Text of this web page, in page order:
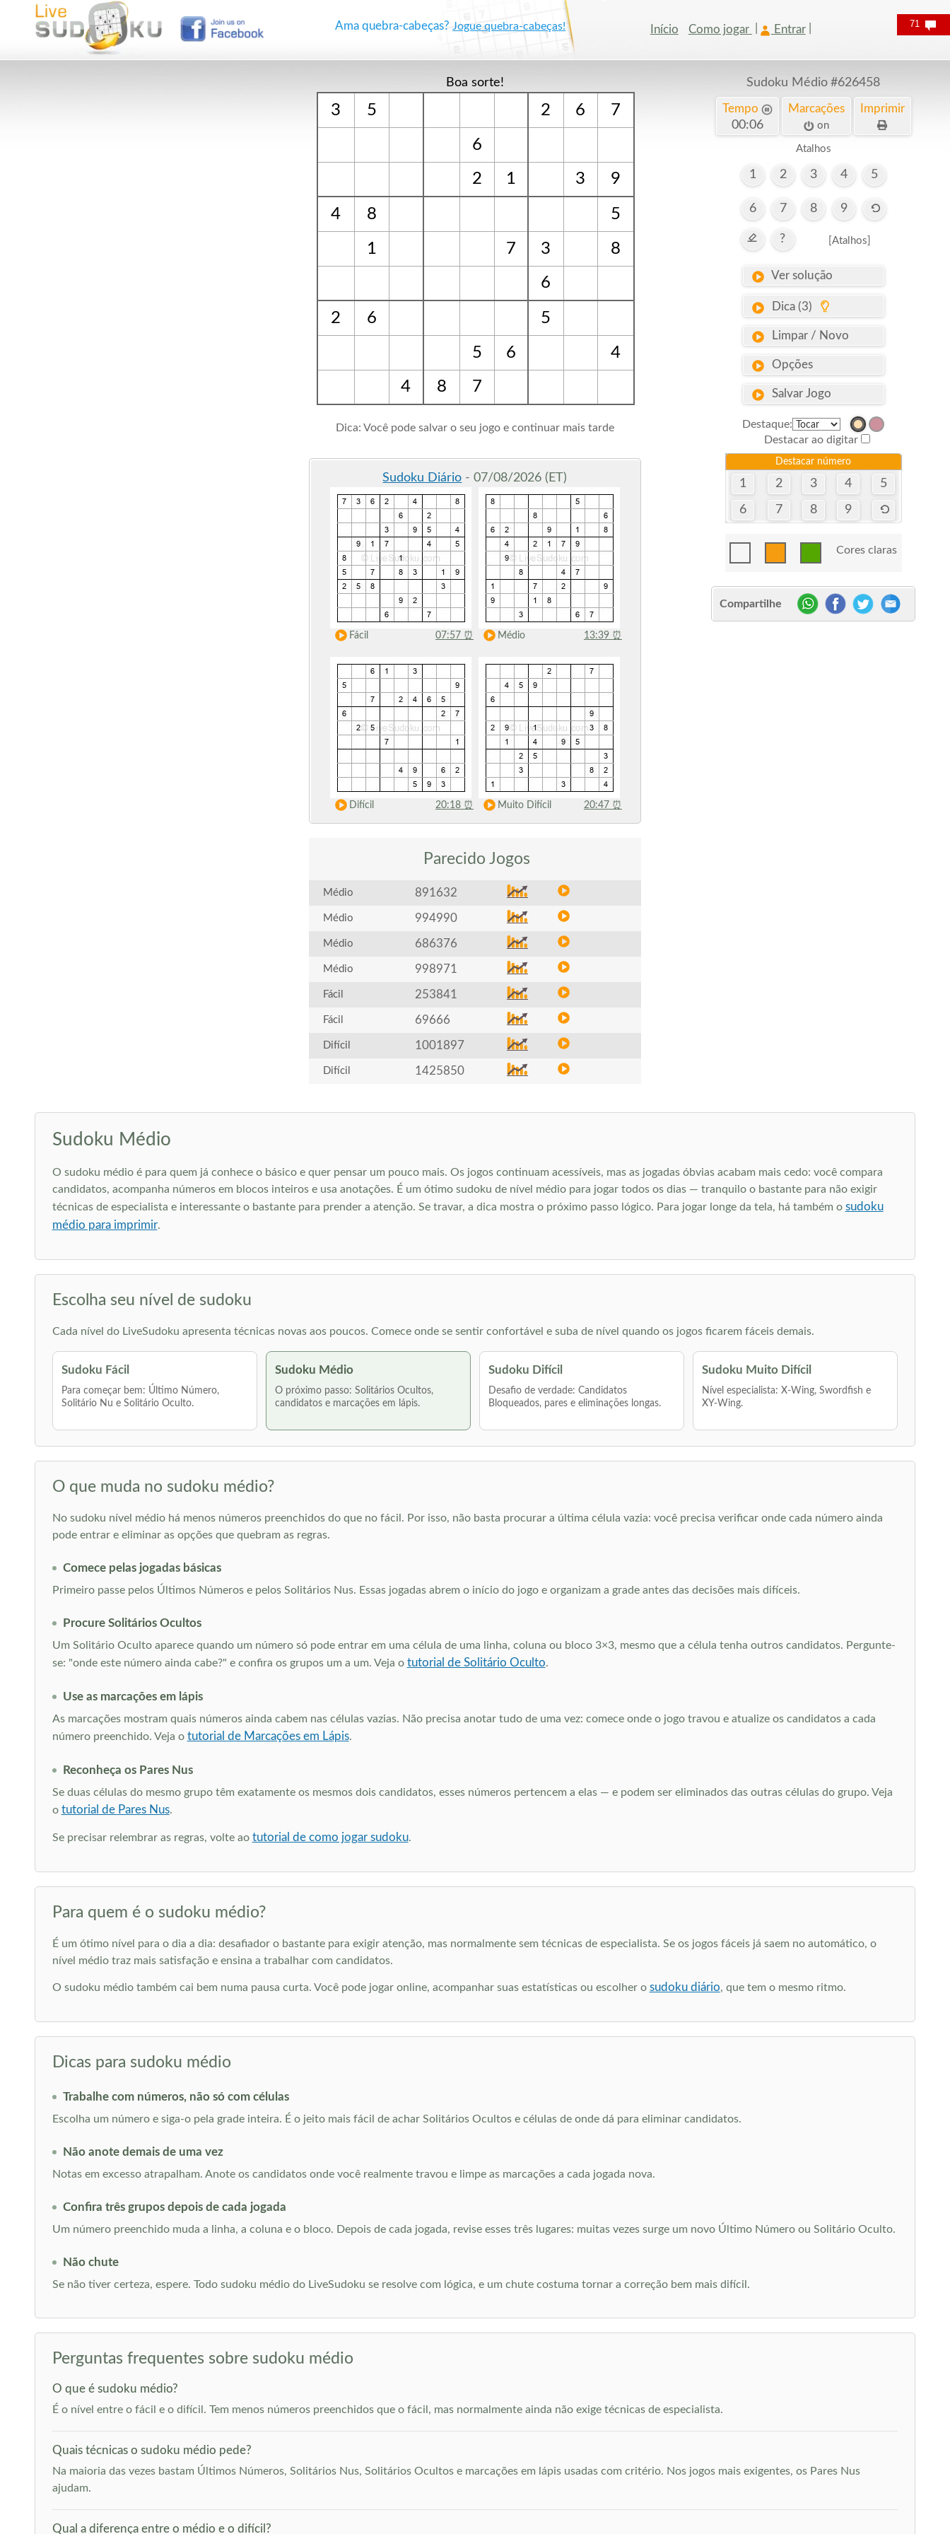
Ama quebra-cabeças? Jogue quebra-cabeças! Início Como jogar Entrar
Boa sorte!
3 5 2 6 7
6
2
1 3 9
4 8 5
1 7 3
8
6
2 6 5
5 6
4
4
8 7
Dica: Você pode salvar o seu jogo e continuar mais tarde
Sudoku Diário - 07/08/2026 (ET)
Fácil 07:57 ⏰ Médio 13:39 ⏰
Difícil 20:18 ⏰ Muito Difícil 20:47 ⏰
ParecidoJogos
Médio 891632
Médio 994990
Médio 686376
Médio 998971
Fácil 253841
Fácil 69666
Difícil 1001897
Difícil 1425850
Sudoku Médio #626458
Tempo
00:07
Marcações
on
Imprimir
Atalhos
1 2 3 4 5
6 7 8 9
? [Atalhos]
Ver solução
Dica (3)
Limpar / Novo
Opções
Salvar Jogo
Destaque:
Destacar ao digitar
Destacar número
1 2 3 4 5
6 7 8 9
Cores claras
Compartilhe
Sudoku Médio
O sudoku médio é para quem já conhece o básico e quer pensar um pouco mais. Os jogos continuam acessíveis, mas as jogadas óbvias acabam mais cedo: você compara
candidatos, acompanha números em blocos inteiros e usa anotações. É um ótimo sudoku de nível médio para jogar todos os dias — tranquilo o bastante para não exigir
técnicas de especialista e interessante o bastante para prender a atenção. Se travar, a dica mostra o próximo passo lógico. Para jogar longe da tela, há também o sudoku
médio para imprimir.
Escolha seu nível de sudoku
Cada nível do LiveSudoku apresenta técnicas novas aos poucos. Comece onde se sentir confortável e suba de nível quando os jogos ficarem fáceis demais.
Sudoku Fácil
Para começar bem: Último Número,
Solitário Nu e Solitário Oculto.
Sudoku Médio
O próximo passo: Solitários Ocultos,
candidatos e marcações em lápis.
Sudoku Difícil
Desafio de verdade: Candidatos
Bloqueados, pares e eliminações longas.
Sudoku Muito Difícil
Nível especialista: X-Wing, Swordfish e
XY-Wing.
O que muda no sudoku médio?
No sudoku nível médio há menos números preenchidos do que no fácil. Por isso, não basta procurar a última célula vazia: você precisa verificar onde cada número ainda
pode entrar e eliminar as opções que quebram as regras.
Comece pelas jogadas básicas
Primeiro passe pelos Últimos Números e pelos Solitários Nus. Essas jogadas abrem o início do jogo e organizam a grade antes das decisões mais difíceis.
Procure Solitários Ocultos
Um Solitário Oculto aparece quando um número só pode entrar em uma célula de uma linha, coluna ou bloco 3×3, mesmo que a célula tenha outros candidatos. Pergunte-
se: "onde este número ainda cabe?" e confira os grupos um a um. Veja o tutorial de Solitário Oculto.
Use as marcações em lápis
As marcações mostram quais números ainda cabem nas células vazias. Não precisa anotar tudo de uma vez: comece onde o jogo travou e atualize os candidatos a cada
número preenchido. Veja o tutorial de Marcações em Lápis.
Reconheça os Pares Nus
Se duas células do mesmo grupo têm exatamente os mesmos dois candidatos, esses números pertencem a elas — e podem ser eliminados das outras células do grupo. Veja
o tutorial de Pares Nus.
Se precisar relembrar as regras, volte ao tutorial de como jogar sudoku.
Para quem é o sudoku médio?
É um ótimo nível para o dia a dia: desafiador o bastante para exigir atenção, mas normalmente sem técnicas de especialista. Se os jogos fáceis já saem no automático, o
nível médio traz mais satisfação e ensina a trabalhar com candidatos.
O sudoku médio também cai bem numa pausa curta. Você pode jogar online, acompanhar suas estatísticas ou escolher o sudoku diário, que tem o mesmo ritmo.
Dicas para sudoku médio
Trabalhe com números, não só com células
Escolha um número e siga-o pela grade inteira. É o jeito mais fácil de achar Solitários Ocultos e células de onde dá para eliminar candidatos.
Não anote demais de uma vez
Notas em excesso atrapalham. Anote os candidatos onde você realmente travou e limpe as marcações a cada jogada nova.
Confira três grupos depois de cada jogada
Um número preenchido muda a linha, a coluna e o bloco. Depois de cada jogada, revise esses três lugares: muitas vezes surge um novo Último Número ou Solitário Oculto.
Não chute
Se não tiver certeza, espere. Todo sudoku médio do LiveSudoku se resolve com lógica, e um chute costuma tornar a correção bem mais difícil.
Perguntas frequentes sobre sudoku médio
O que é sudoku médio?
É o nível entre o fácil e o difícil. Tem menos números preenchidos que o fácil, mas normalmente ainda não exige técnicas de especialista.
Quais técnicas o sudoku médio pede?
Na maioria das vezes bastam Últimos Números, Solitários Nus, Solitários Ocultos e marcações em lápis usadas com critério. Nos jogos mais exigentes, os Pares Nus
ajudam.
Qual a diferença entre o médio e o difícil?
71